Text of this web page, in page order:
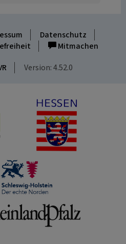
Datenschutz
Mitmachen
Version: 4.52.0